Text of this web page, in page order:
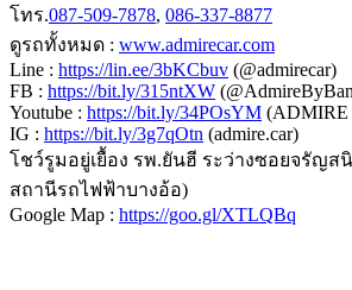
โทร.087-509-7878, 086-337-8877
ดูรถทั้งหมด : www.admirecar.com
Line : https://lin.ee/3bKCbuv (@admirecar)
FB : https://bit.ly/315ntXW
Youtube : https://bit.ly/34POsYM
IG : https://bit.ly/3g7qOtn (admire.car)
โชว์รูมอยู่เยื้อง รพ.ยันฮี ระว่างซอยจรัญส
สถานีรถไฟฟ้าบางอ้อ)
Google Map : https://goo.gl/XTLQBq